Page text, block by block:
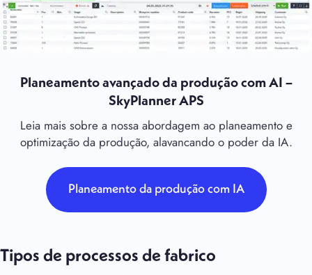
Planeamento avançado da produção com AI –
SkyPlanner APS
Leia mais sobre a nossa abordagem ao planeamento e
optimização da produção, alavancando o poder da IA.
Planeamento da produção com IA
Tipos de processos de fabrico